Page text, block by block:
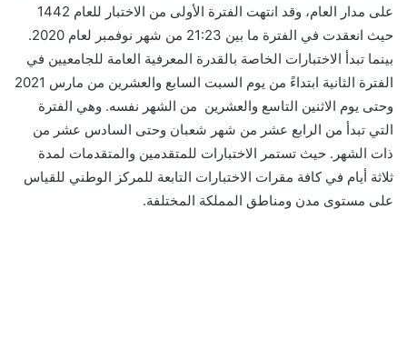
على مدار العام، وقد انتهت الفترة الأولى من الاختبار للعام 1442
حيث انعقدت في الفترة ما بين 21:23 من شهر نوفمبر لعام 2020.
بينما تبدأ الاختبارات الخاصة بالقدرة المعرفية العامة للجامعيين في
الفترة الثانية ابتداءً من يوم السبت السابع والعشرين من مارس 2021
وحتى يوم الاثنين التاسع والعشرين من الشهر نفسه. وهي الفترة
التي تبدأ من الرابع عشر من شهر شعبان وحتى السادس عشر من
ذات الشهر. حيث تستمر الاختبارات للمتقدمين والمتقدمات لمدة
ثلاثة أيام في كافة مقرات الاختبارات التابعة للمركز الوطني للقياس
على مستوى مدن ومناطق المملكة المختلفة.